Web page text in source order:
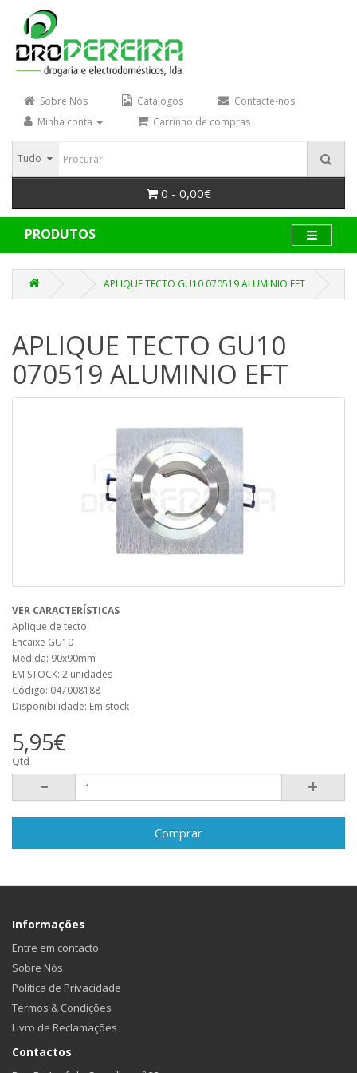
Sobre Nós Catálogos
Contacte-nos
Minha conta
Carrinho de compras
Tudo
0 - 0,00€
PRODUTOS
APLIQUE TECTO GU10 070519 ALUMINIO EFT
APLIQUE TECTO GU10
070519 ALUMINIO EFT
VER CARACTERÍSTICAS
Aplique de tecto
Encaixe GU10
Medida: 90x90mm
EM STOCK: 2 unidades
Código: 047008188
Disponibilidade: Em stock
5,95€
Qtd
Comprar
Informações
Entre em contacto
Sobre Nós
Política de Privacidade
Termos & Condições
Livro de Reclamações
Contactos